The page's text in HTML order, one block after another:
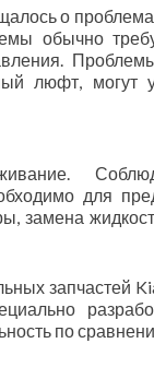
о
обычно
люфт, могут
для
замена
запчастей
по